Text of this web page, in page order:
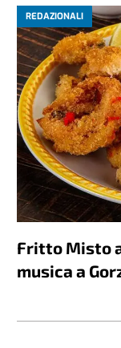
REDAZIONALI
Fritto Misto
musica a